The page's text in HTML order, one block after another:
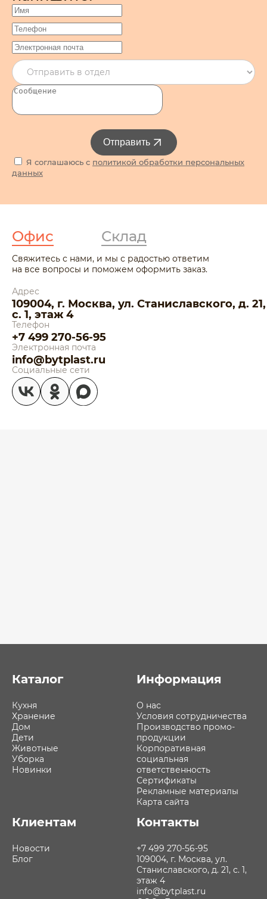
Я соглашаюсь с политикой обработки персональных
данных
Отправить
Офис Склад
Свяжитесь с нами, и мы с радостью ответим
на все вопросы и поможем оформить заказ.
Адрес
109004, г. Москва, ул. Станиславского, д. 21,
с. 1, этаж 4
Телефон
+7 499 270-56-95
Электронная почта
info@bytplast.ru
Социальные сети
Каталог
Кухня
Хранение
Дом
Дети
Животные
Уборка
Новинки
Информация
О нас
Условия сотрудничества
Производство промо-
продукции
Корпоративная
социальная
ответственность
Сертификаты
Рекламные материалы
Карта сайта
Клиентам
Новости
Блог
Контакты
+7 499 270-56-95
109004, г. Москва, ул.
Станиславского, д. 21, с. 1,
этаж 4
info@bytplast.ru